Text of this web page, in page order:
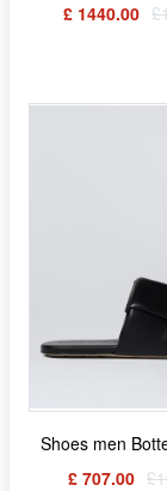
£ 1440.00
Shoes men
£ 707.00